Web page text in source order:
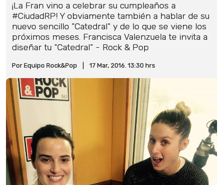
¡La Fran vino a celebrar su cumpleaños a
#CiudadRP! Y obviamente también a hablar de su
nuevo sencillo "Catedral" y de lo que se viene los
próximos meses. Francisca Valenzuela te invita a
diseñar tu "Catedral" - Rock & Pop
Por Equipo Rock&Pop 17 Mar, 2016. 13:30 hrs